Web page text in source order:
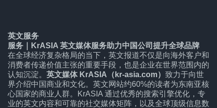
英文服务
服务
KrASIA 英文媒体服务助力中国公司提升全球品牌
在全球经济复杂格局的当下，英文报道不仅是向海外客户和
消费者传递价值主张的重要手段，也是企业在世界范围内的
认知沉淀。 英文媒体 KrASIA（kr-asia.com） 致力于向世
界介绍中国商业和文化。英文网站约60%的读者为东南亚核
心国家的商业人群。KrASIA 通过优秀的搜索引擎优化，专
业的英文内容和可靠的社交媒体矩阵，以及全球顶级信息数